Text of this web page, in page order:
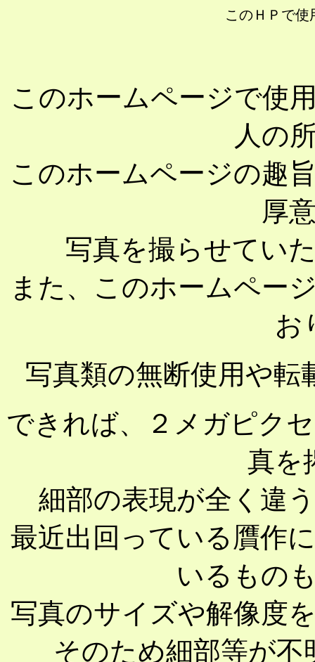
このＨＰで
このホームページで使
人の
このホームページの趣
厚
写真を撮らせてい
また、このホームペー
お
写真類の無断使用や
できれば、２メガピク
真を
細部の表現が全く違
最近出回っている贋作
いるもの
写真のサイズや解像度
そのため細部等が